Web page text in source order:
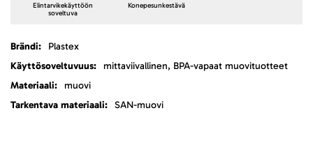
Elintarvikekäyttöön
soveltuva
Konepesunkestävä
LisätietojaPlastex
mittaviivallinen, BPA-vapaat muovituotteet
muovi
SAN-muovi